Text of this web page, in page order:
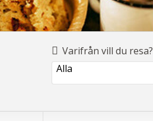
Varifrån vill du resa?